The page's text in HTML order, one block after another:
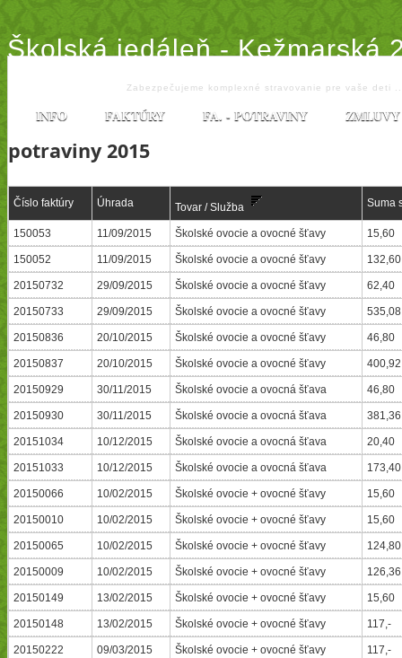
Školská jedáleň - Kežmarská
Zabezpečujeme komplexné stravovanie pre vaše deti
INFO FAKTÚRY FA. - POTRAVINY ZMLUVY
potraviny 2015
Číslo faktúry Úhrada Tovar / Služba Suma
150053 11/09/2015 Školské ovocie a ovocné šťavy 15,60
150052 11/09/2015 Školské ovocie a ovocné šťavy 132,60
20150732 29/09/2015 Školské ovocie a ovocné šťavy 62,40
20150733 29/09/2015 Školské ovocie a ovocné šťavy 535,08
20150836 20/10/2015 Školské ovocie a ovocné šťavy 46,80
20150837 20/10/2015 Školské ovocie a ovocné šťavy 400,92
20150929 30/11/2015 Školské ovocie a ovocná šťava 46,80
20150930 30/11/2015 Školské ovocie a ovocná šťava 381,36
20151034 10/12/2015 Školské ovocie a ovocná šťava 20,40
20151033 10/12/2015 Školské ovocie a ovocná šťava 173,40
20150066 10/02/2015 Školské ovocie + ovocné šťavy 15,60
20150010 10/02/2015 Školské ovocie + ovocné šťavy 15,60
20150065 10/02/2015 Školské ovocie + ovocné šťavy 124,80
20150009 10/02/2015 Školské ovocie + ovocné šťavy 126,36
20150149 13/02/2015 Školské ovocie + ovocné šťavy 15,60
20150148 13/02/2015 Školské ovocie + ovocné šťavy 117,-
20150222 09/03/2015 Školské ovocie + ovocné šťavy 117,-